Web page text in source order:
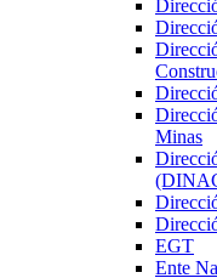
Minas
EGT
Ente